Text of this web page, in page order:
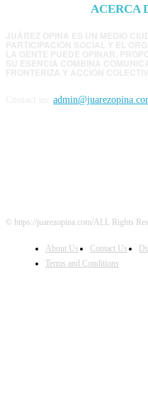
ACERCA
© https://juarezopina.com/ALL Rights
About Us Contact Us
Terms and Conditions